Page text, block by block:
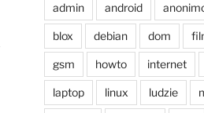
admin android
blox debian dom
gsm howto internet
laptop linux ludzie